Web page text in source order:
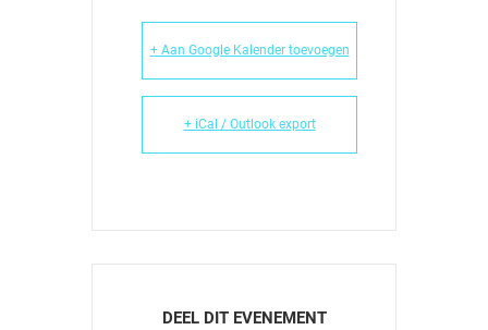
+ Aan Google Kalender toevoegen
+ iCal / Outlook export
DEEL DIT EVENEMENT